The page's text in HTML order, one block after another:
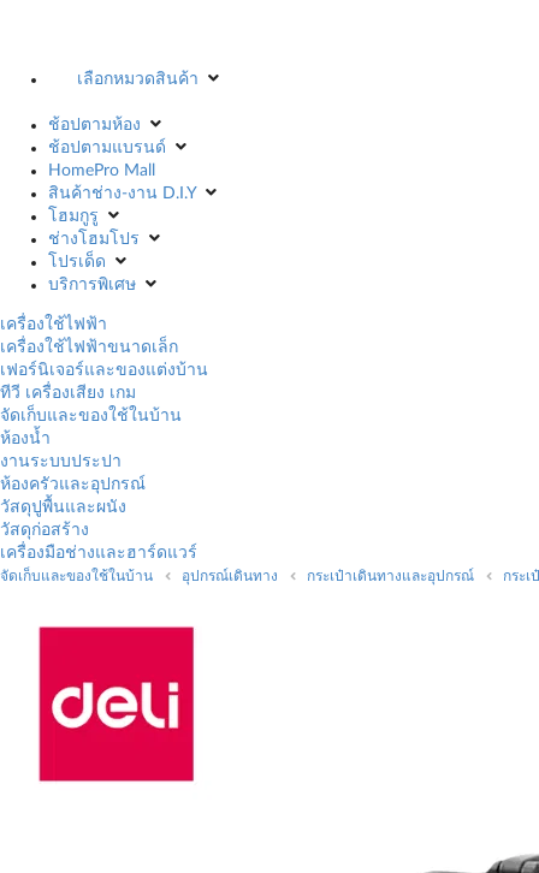
เลือกหมวดสินค้า
ช้อปตามห้อง
ช้อปตามแบรนด์
HomePro Mall
สินค้าช่าง-งาน D.I.Y
โฮมกูรู
ช่างโฮมโปร
โปรเด็ด
บริการพิเศษ
เครื่องใช้ไฟฟ้า
เครื่องใช้ไฟฟ้าขนาดเล็ก
เฟอร์นิเจอร์และของแต่งบ้าน
ทีวี เครื่องเสียง เกม
จัดเก็บและของใช้ในบ้าน
ห้องน้ำ
งานระบบประปา
ห้องครัวและอุปกรณ์
วัสดุปูพื้นและผนัง
วัสดุก่อสร้าง
เครื่องมือช่างและฮาร์ดแวร์
จัดเก็บและของใช้ในบ้าน อุปกรณ์เดินทาง กระเป๋าเดินทางและอุปกรณ์ กระเ